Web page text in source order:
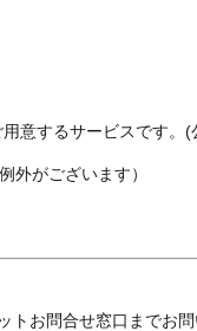
意するサービスです。
外がございます）
お問合せ窓口までお問